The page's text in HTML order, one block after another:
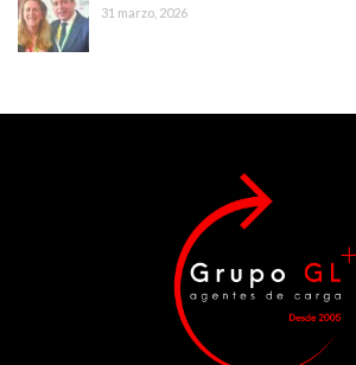
31 marzo, 2026